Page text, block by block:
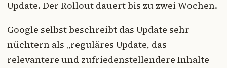
Update. Der Rollout dauert bis zu zwei Wochen.
Google selbst beschreibt das Update sehr
nüchtern als „reguläres Update, das
relevantere und zufriedenstellendere Inhalte